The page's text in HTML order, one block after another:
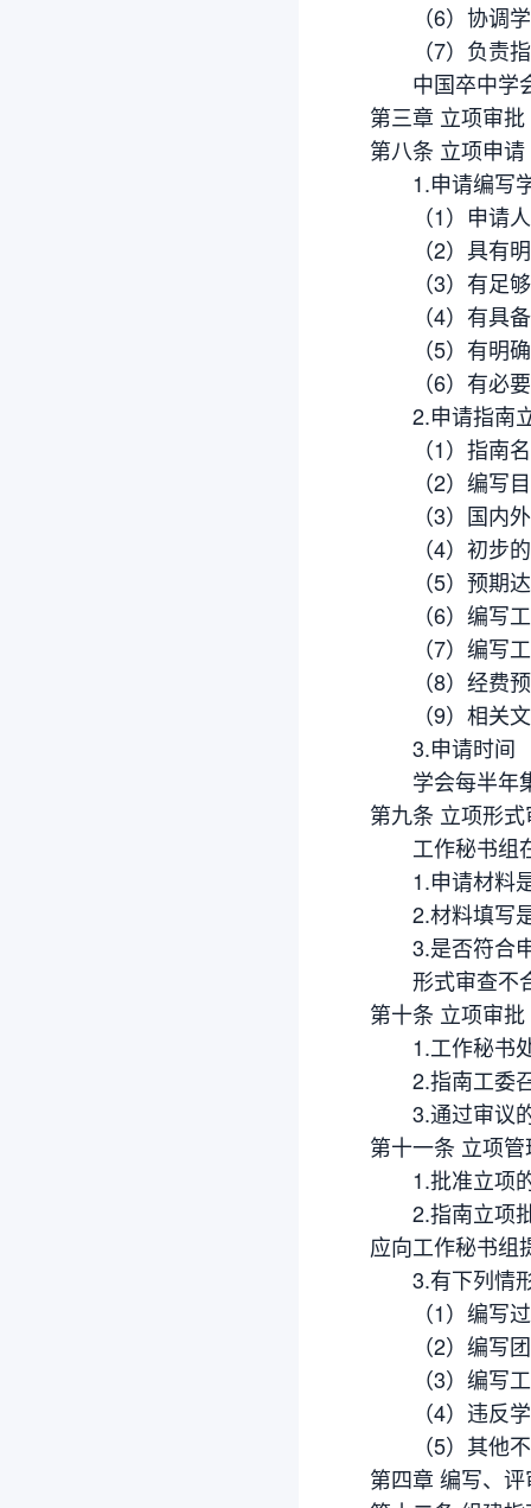
（6）协调学
（7）负责指
中国卒中学会
第三章 立项审批
第八条 立项申请
1.申请编写学
（1）申请人
（2）具有明
（3）有足够
（4）有具备
（5）有明确
（6）有必要
2.申请指南立
（1）指南
（2）编写目
（3）国内外
（4）初步的
（5）预期达
（6）编写工
（7）编写工
（8）经费预
（9）相关文
3.申请时间
学会每半年集
第九条 立项形
工作秘书组在
1.申请材料
2.材料填写
3.是否符合
形式审查不合
第十条 立项审批
1.工作秘书处
2.指南工委召
3.通过审议的
第十一条 立项管
1.批准立项的
2.指南立项批
应向工作秘书组
3.有下列情形
（1）编写过
（2）编写团
（3）编写工
（4）违反学
（5）其他不
第四章 编写、